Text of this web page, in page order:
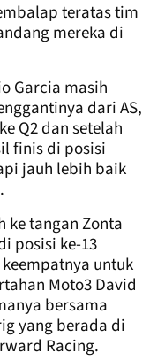
teratas tim
mereka di
Garcia masih
dari AS,
Q2 dan setelah
finis di posisi
jauh lebih baik
ke tangan Zonta
posisi ke-13
untuk
Moto3 David
bersama
yang berada di
Racing.